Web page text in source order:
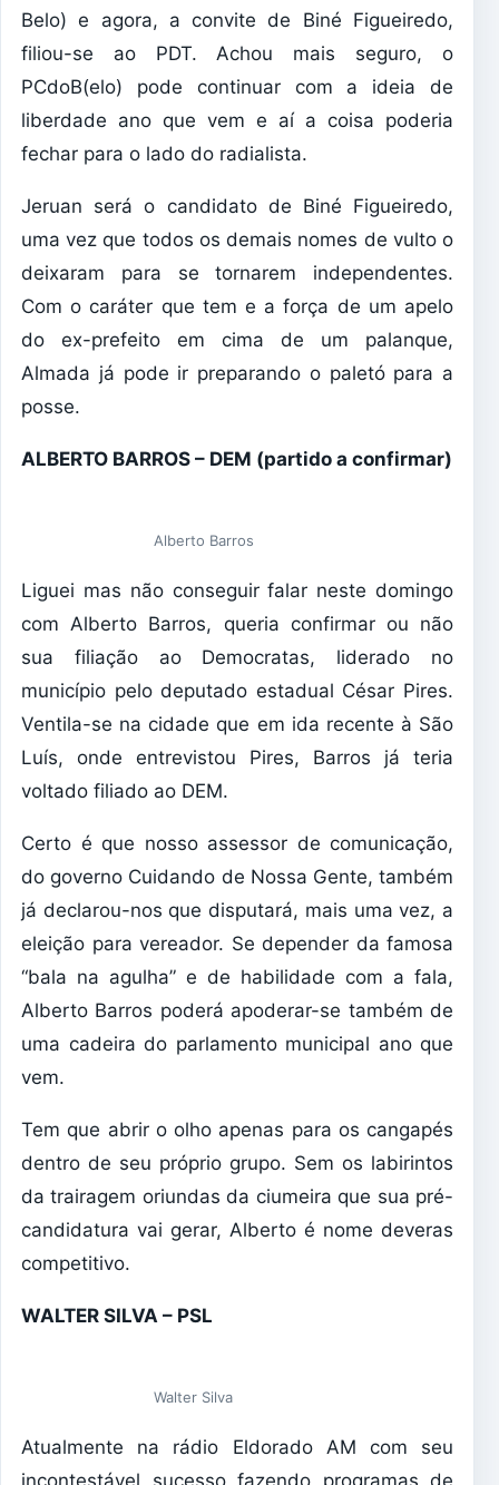
Belo) e agora, a convite de Biné Figueiredo,
filiou-se ao PDT. Achou mais seguro, o
PCdoB(elo) pode continuar com a ideia de
liberdade ano que vem e aí a coisa poderia
fechar para o lado do radialista.
Jeruan será o candidato de Biné Figueiredo,
uma vez que todos os demais nomes de vulto o
deixaram para se tornarem independentes.
Com o caráter que tem e a força de um apelo
do ex-prefeito em cima de um palanque,
Almada já pode ir preparando o paletó para a
posse.
ALBERTO BARROS – DEM (partido a confirmar)
Alberto Barros
Liguei mas não conseguir falar neste domingo
com Alberto Barros, queria confirmar ou não
sua filiação ao Democratas, liderado no
município pelo deputado estadual César Pires.
Ventila-se na cidade que em ida recente à São
Luís, onde entrevistou Pires, Barros já teria
voltado filiado ao DEM.
Certo é que nosso assessor de comunicação,
do governo Cuidando de Nossa Gente, também
já declarou-nos que disputará, mais uma vez, a
eleição para vereador. Se depender da famosa
“bala na agulha” e de habilidade com a fala,
Alberto Barros poderá apoderar-se também de
uma cadeira do parlamento municipal ano que
vem.
Tem que abrir o olho apenas para os cangapés
dentro de seu próprio grupo. Sem os labirintos
da trairagem oriundas da ciumeira que sua pré-
candidatura vai gerar, Alberto é nome deveras
competitivo.
WALTER SILVA – PSL
Walter Silva
Atualmente na rádio Eldorado AM com seu